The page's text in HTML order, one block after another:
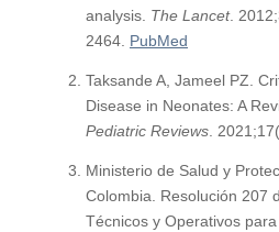
analysis. The Lancet.
2464.
PubMed
Taksande A, Jameel PZ.
Disease in Neonates: A
Pediatric Reviews .
Ministerio de Salud y
Colombia. Resolución 207
Técnicos y Operativos